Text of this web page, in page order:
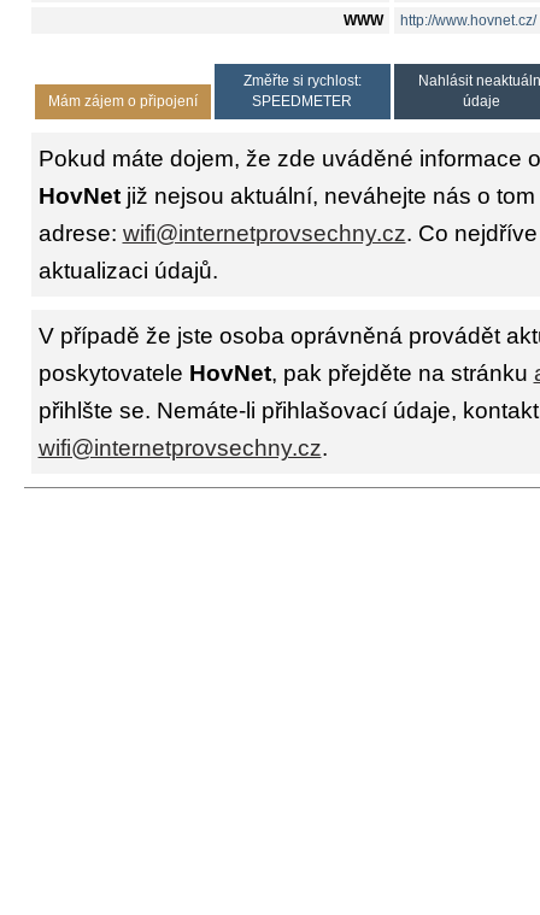
WWW http://www.hovnet.cz/
Mám zájem o připojení
Změřte si rychlost:
SPEEDMETER
Nahlásit
údaje
Pokud máte dojem, že zde uváděné informace
HovNetjiž nejsou aktuální, neváhejte nás o tom
adrese: wifi@internetprovsechny.cz. Co
aktualizaci údajů.
V případě že jste osoba oprávněná provádět
poskytovatele HovNet, pak přejděte na stránku
přihlšte se. Nemáte-li přihlašovací údaje,
wifi@internetprovsechny.cz.